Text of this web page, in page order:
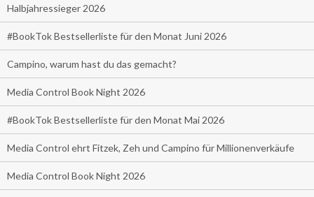
Halbjahressieger 2026
#BookTok Bestsellerliste für den Monat Juni 2026
Campino, warum hast du das gemacht?
Media Control Book Night 2026
#BookTok Bestsellerliste für den Monat Mai 2026
Media Control ehrt Fitzek, Zeh und Campino für Millionenverkäufe
Media Control Book Night 2026